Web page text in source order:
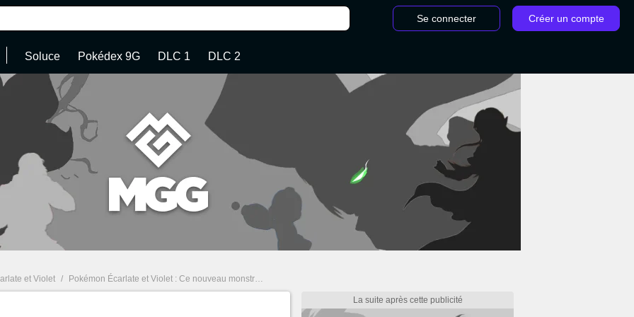
Se connecter Créer un compte
Soluce Pokédex 9G DLC 1 DLC 2
et Violet / Pokémon Écarlate et Violet : Ce nouveau monstre inspiré du Japon vient d'être révélé !